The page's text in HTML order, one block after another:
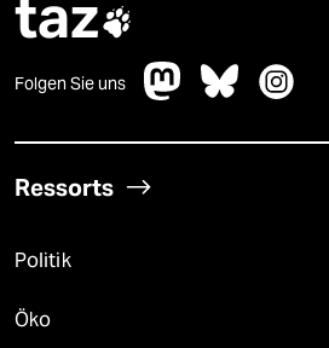
taz
Folgen Sie uns
Ressorts
Politik
Öko